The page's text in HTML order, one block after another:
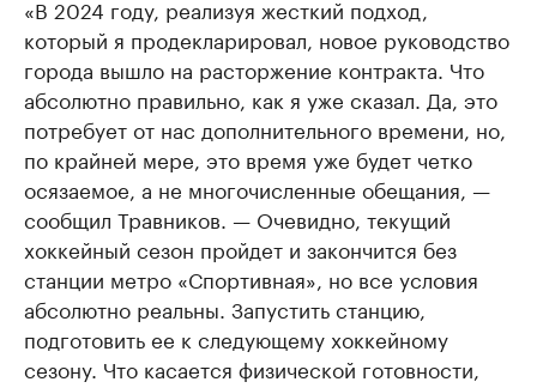
«В 2024 году, реализуя жесткий подход,
который я продекларировал, новое руководство
города вышло на расторжение контракта. Что
абсолютно правильно, как я уже сказал. Да, это
потребует от нас дополнительного времени, но,
по крайней мере, это время уже будет четко
осязаемое, а не многочисленные обещания, —
сообщил Травников. — Очевидно, текущий
хоккейный сезон пройдет и закончится без
станции метро «Спортивная», но все условия
абсолютно реальны. Запустить станцию,
подготовить ее к следующему хоккейному
сезону. Что касается физической готовности,